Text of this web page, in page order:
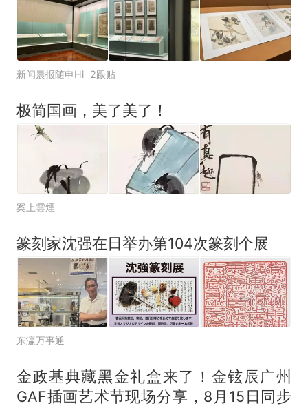
新闻晨报随申Hi 2跟贴
极简国画，美了美了！
案上雲煙
篆刻家沈强在日举办第104次篆刻个展
东瀛万事通
金政基典藏黑金礼盒来了！金铉辰广州
GAF插画艺术节现场分享，8月15日同步